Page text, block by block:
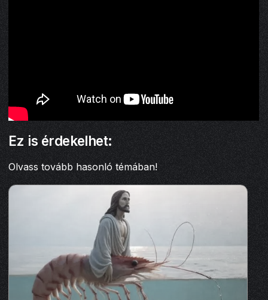
Ez is érdekelhet:
Olvass tovább hasonló témában!